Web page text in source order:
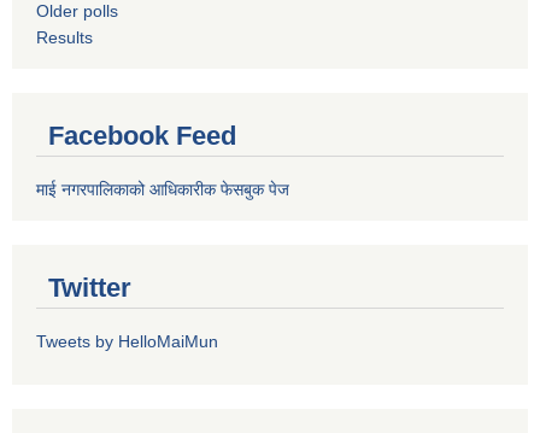
Older polls
Results
Facebook Feed
माई नगरपालिकाको आधिकारीक फेसबुक पेज
Twitter
Tweets by HelloMaiMun